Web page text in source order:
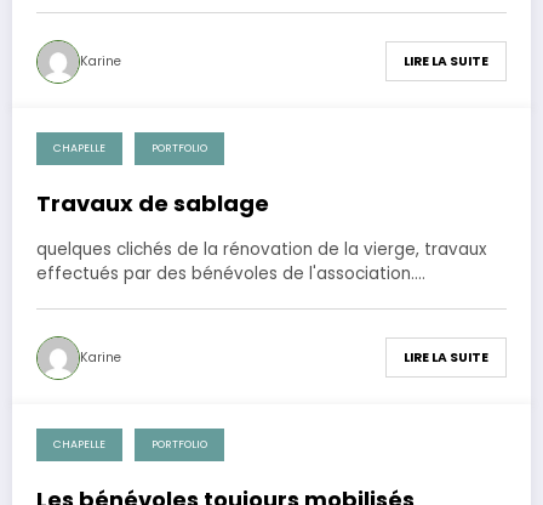
Karine LIRE LA SUITE
1 septembre 2014
CHAPELLE PORTFOLIO
Travaux de sablage
quelques clichés de la rénovation de la vierge, travaux
effectués par des bénévoles de l'association.…
Karine LIRE LA SUITE
1 mai 2013
CHAPELLE PORTFOLIO